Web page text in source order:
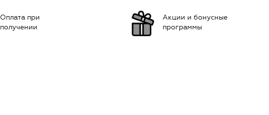
Оплата при
получении
Акции и бонусные
программы